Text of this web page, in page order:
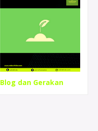
Blog dan Gerakan